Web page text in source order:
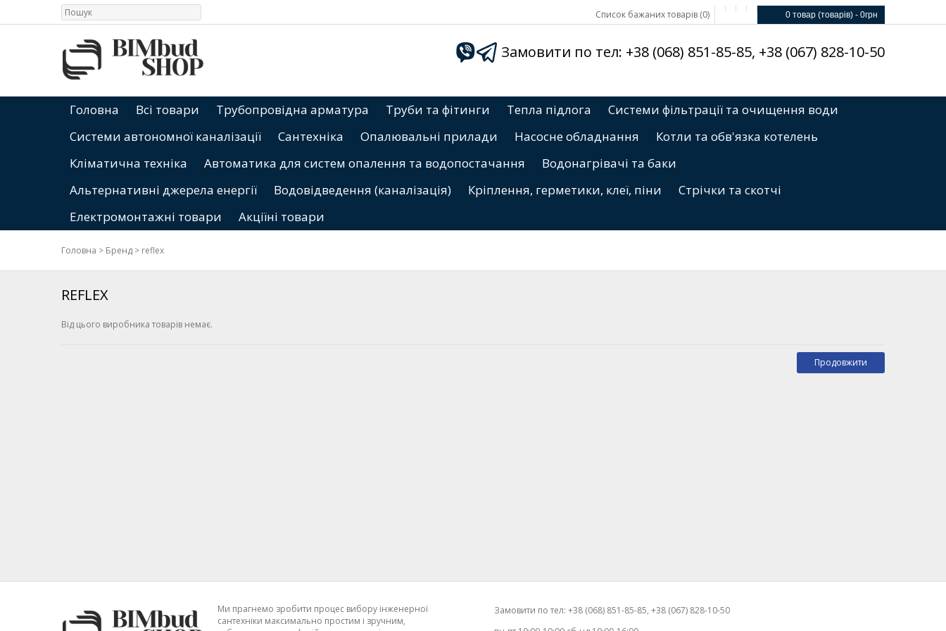
0 товар (товарів) - 0грн
Список бажаних товарів (0)
Замовити по тел: +38 (068) 851-85-85, +38 (067) 828-10-50
Головна Всі товари Трубопровідна арматура Труби та фітинги Тепла підлога
Системи фільтрації та очищення води
Системи автономної каналізації
Сантехніка Опалювальні прилади Насосне обладнання
Котли та обв'язка котелень
Кліматична техніка
Автоматика для систем опалення та водопостачання
Водонагрівачі та баки
Альтернативні джерела енергії
Водовідведення (каналізація) Кріплення, герметики, клеї, піни
Стрічки та скотчі
Електромонтажні товари
Акціїні товари
Головна > Бренд > reflex
REFLEX
Від цього виробника товарів немає.
Продовжити
Ми прагнемо зробити процес вибору інженерної
сантехніки максимально простим і зручним,
Замовити по тел: +38 (068) 851-85-85, +38 (067) 828-10-50